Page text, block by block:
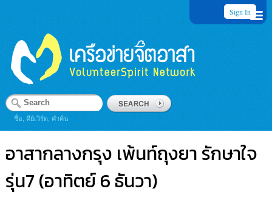
Sign In
ชื่อ, คีย์เวิร์ด, คำค้น
อาสากลางกรุง เพ้นท์ถุงยา รักษาใจ
รุ่น7 (อาทิตย์ 6 ธันวา)